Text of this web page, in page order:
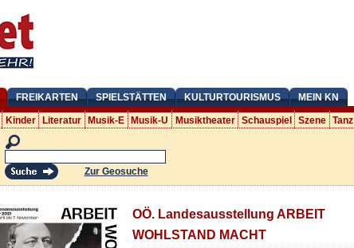
FREIKARTEN SPIELSTÄTTEN KULTURTOURISMUS MEIN KN
Kinder Literatur Musik-E Musik-U Musiktheater Schauspiel Szene Tanz
Zur Geosuche
OÖ. Landesausstellung ARBEIT
WOHLSTAND MACHT